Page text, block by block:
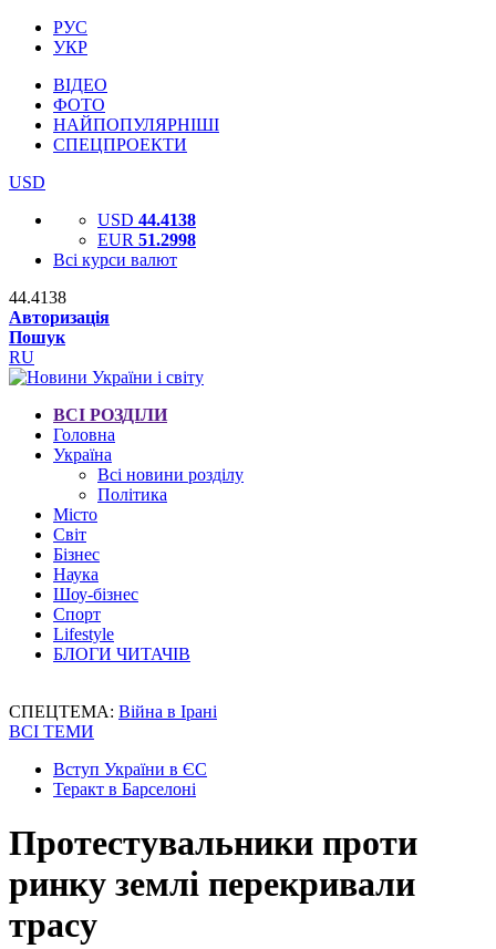
РУС
УКР
ВІДЕО
ФОТО
НАЙПОПУЛЯРНІШІ
СПЕЦПРОЕКТИ
USD
USD 44.4138
EUR 51.2998
Всі курси валют
44.4138
Авторизація
Пошук
RU
ВСІ РОЗДІЛИ
Головна
Україна
Всі новини розділу
Політика
Місто
Світ
Бізнес
Наука
Шоу-бізнес
Спорт
Lifestyle
БЛОГИ ЧИТАЧІВ
СПЕЦТЕМА: Війна в Ірані
ВСІ ТЕМИ
Вступ України в ЄС
Теракт в Барселоні
Протестувальники проти
ринку землі перекривали
трасу